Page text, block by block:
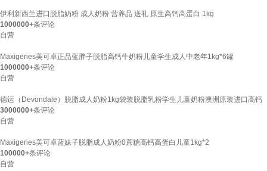
伊利新西兰进口脱脂奶粉 成人奶粉 营养品 送礼 原生高钙高蛋白 1kg
1000000+条评论
自营
Maxigenes美可卓正品蓝胖子脱脂高钙牛奶粉儿童学生成人中老年1kg*6罐
1000000+条评论
自营
德运（Devondale）脱脂成人奶粉1kg袋装脱脂乳粉学生儿童奶粉澳洲原装进口高钙
3000000+条评论
自营
Maxigenes美可卓蓝妹子脱脂成人奶粉0蔗糖高钙高蛋白儿童1kg*2
100000+条评论
自营